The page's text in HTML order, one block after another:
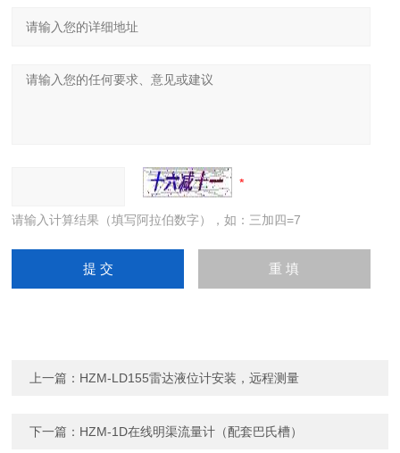
请输入计算结果（填写阿拉伯数字），如：三加四=7
上一篇： HZM-LD155雷达液位计安装，远程测量
下一篇： HZM-1D在线明渠流量计（配套巴氏槽）